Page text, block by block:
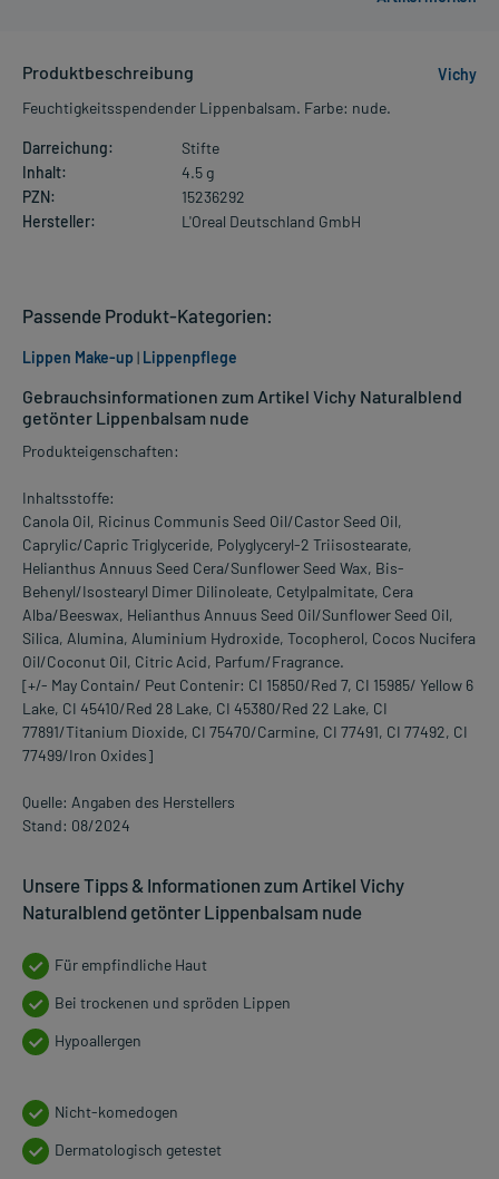
Produktbeschreibung
Vichy
Feuchtigkeitsspendender Lippenbalsam. Farbe: nude.
Darreichung:
Stifte
Inhalt:
4.5 g
PZN:
15236292
Hersteller:
L'Oreal Deutschland GmbH
Gebrauchsinformationen zum Artikel Vichy Naturalblend
getönter Lippenbalsam nude
Produkteigenschaften:
Inhaltsstoffe:
Canola Oil, Ricinus Communis Seed Oil/Castor Seed Oil,
Caprylic/Capric Triglyceride, Polyglyceryl-2 Triisostearate,
Helianthus Annuus Seed Cera/Sunflower Seed Wax, Bis-
Behenyl/Isostearyl Dimer Dilinoleate, Cetylpalmitate, Cera
Alba/Beeswax, Helianthus Annuus Seed Oil/Sunflower Seed Oil,
Silica, Alumina, Aluminium Hydroxide, Tocopherol, Cocos Nucifera
Oil/Coconut Oil, Citric Acid, Parfum/Fragrance.
[+/- May Contain/ Peut Contenir: CI 15850/Red 7, CI 15985/ Yellow 6
Lake, CI 45410/Red 28 Lake, CI 45380/Red 22 Lake, CI
77891/Titanium Dioxide, CI 75470/Carmine, CI 77491, CI 77492, CI
77499/Iron Oxides]
Quelle: Angaben des Herstellers
Stand: 08/2024
Unsere Tipps & Informationen zum Artikel Vichy
Naturalblend getönter Lippenbalsam nude
Für empfindliche Haut
Bei trockenen und spröden Lippen
Hypoallergen
Nicht-komedogen
Dermatologisch getestet
Passende Produkt-Kategorien:
Lippen Make-up | Lippenpflege